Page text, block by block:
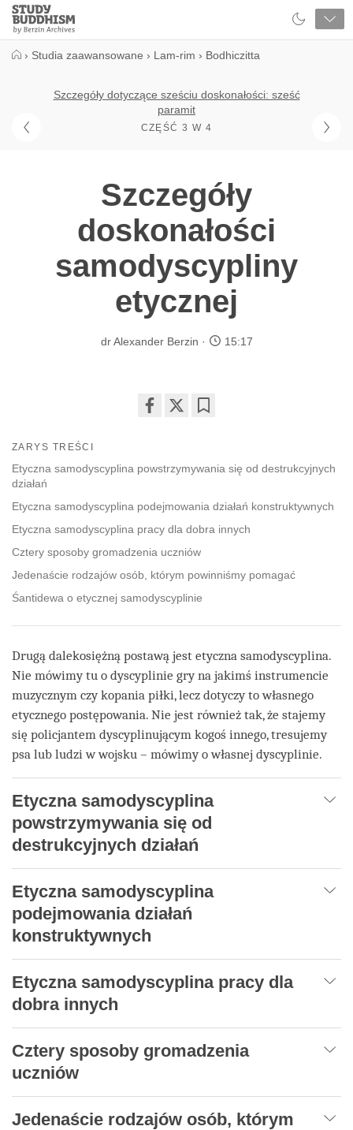
Close
Study
Buddhism
› Studia zaawansowane › Lam-rim › Bodhiczitta
Szczegóły dotyczące sześciu doskonałości: sześć
paramit
CZĘŚĆ 3 W 4
Szczegóły
doskonałości
samodyscypliny
etycznej
dr Alexander Berzin 15:17
facebook
ZARYS TREŚCI
Etyczna samodyscyplina powstrzymywania się od destrukcyjnych
działań
Etyczna samodyscyplina podejmowania działań konstruktywnych
Etyczna samodyscyplina pracy dla dobra innych
Cztery sposoby gromadzenia uczniów
Jedenaście rodzajów osób, którym powinniśmy pomagać
Śantidewa o etycznej samodyscyplinie
Drugą dalekosiężną postawą jest etyczna samodyscyplina.
Nie mówimy tu o dyscyplinie gry na jakimś instrumencie
muzycznym czy kopania piłki, lecz dotyczy to własnego
etycznego postępowania. Nie jest również tak, że stajemy
się policjantem dyscyplinującym kogoś innego, tresujemy
psa lub ludzi w wojsku – mówimy o własnej dyscyplinie.
Etyczna samodyscyplina
powstrzymywania się od
destrukcyjnych działań
Etyczna samodyscyplina
podejmowania działań
konstruktywnych
Etyczna samodyscyplina pracy dla
dobra innych
Cztery sposoby gromadzenia
uczniów
Jedenaście rodzajów osób, którym